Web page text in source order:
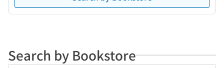
Search by Bookstore